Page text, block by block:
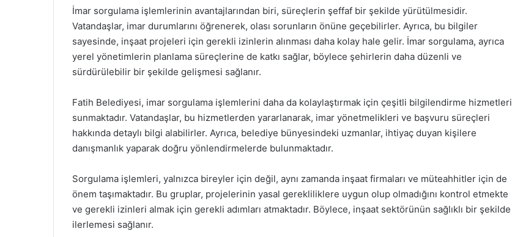
İmar sorgulama işlemlerinin avantajlarından biri, süreçlerin şeffaf bir şekilde yürütülmesidir.
Vatandaşlar, imar durumlarını öğrenerek, olası sorunların önüne geçebilirler. Ayrıca, bu bilgiler
sayesinde, inşaat projeleri için gerekli izinlerin alınması daha kolay hale gelir. İmar sorgulama, ayrıca
yerel yönetimlerin planlama süreçlerine de katkı sağlar, böylece şehirlerin daha düzenli ve
sürdürülebilir bir şekilde gelişmesi sağlanır.
Fatih Belediyesi, imar sorgulama işlemlerini daha da kolaylaştırmak için çeşitli bilgilendirme hizmetleri
sunmaktadır. Vatandaşlar, bu hizmetlerden yararlanarak, imar yönetmelikleri ve başvuru süreçleri
hakkında detaylı bilgi alabilirler. Ayrıca, belediye bünyesindeki uzmanlar, ihtiyaç duyan kişilere
danışmanlık yaparak doğru yönlendirmelerde bulunmaktadır.
Sorgulama işlemleri, yalnızca bireyler için değil, aynı zamanda inşaat firmaları ve müteahhitler için de
önem taşımaktadır. Bu gruplar, projelerinin yasal gerekliliklere uygun olup olmadığını kontrol etmekte
ve gerekli izinleri almak için gerekli adımları atmaktadır. Böylece, inşaat sektörünün sağlıklı bir şekilde
ilerlemesi sağlanır.